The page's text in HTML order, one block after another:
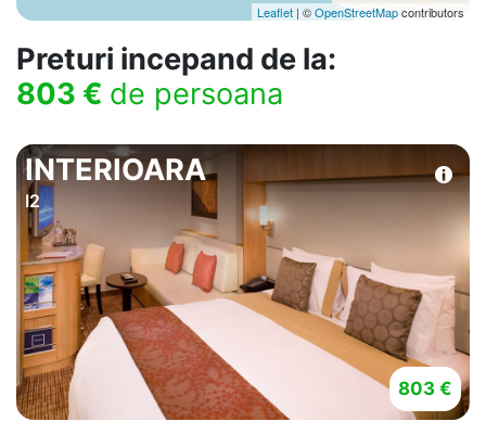
Leaflet | ©OpenStreetMapcontributors
Preturi incepand de la:
803 € de persoana
INTERIOARA
I2
803 €